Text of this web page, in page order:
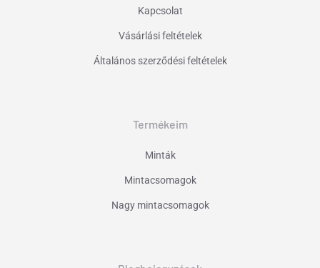
Kapcsolat
Vásárlási feltételek
Általános szerződési feltételek
Termékeim
Minták
Mintacsomagok
Nagy mintacsomagok